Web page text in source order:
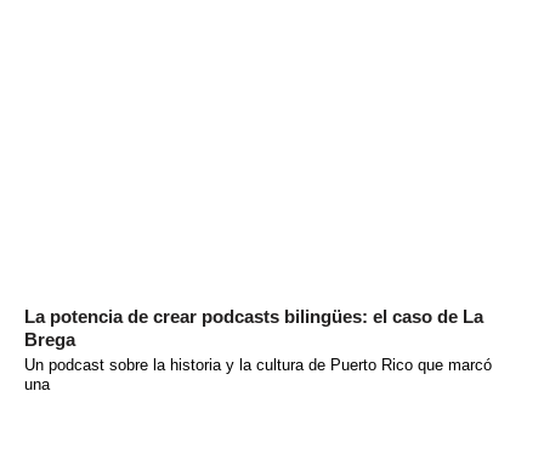
La potencia de crear podcasts bilingües: el caso de La
Brega
Un podcast sobre la historia y la cultura de Puerto Rico que marcó
una